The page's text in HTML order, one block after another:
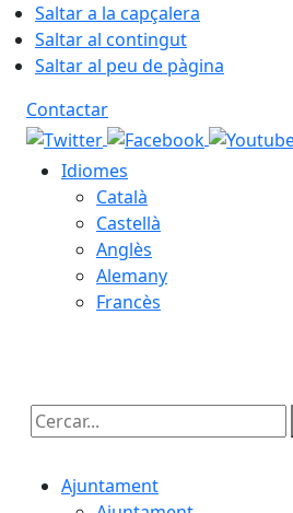
Saltar a la capçalera
Saltar al contingut
Saltar al peu de pàgina
Contactar
Idiomes
Català
Castellà
Anglès
Alemany
Francès
Cercar:
Ajuntament